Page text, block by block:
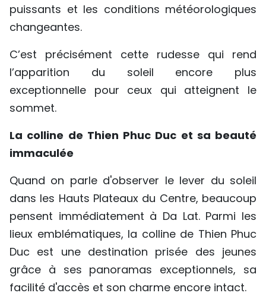
puissants et les conditions météorologiques
changeantes.
C’est précisément cette rudesse qui rend
l’apparition du soleil encore plus
exceptionnelle pour ceux qui atteignent le
sommet.
La colline de Thien Phuc Duc et sa beauté
immaculée
Quand on parle d'observer le lever du soleil
dans les Hauts Plateaux du Centre, beaucoup
pensent immédiatement à Da Lat. Parmi les
lieux emblématiques, la colline de Thien Phuc
Duc est une destination prisée des jeunes
grâce à ses panoramas exceptionnels, sa
facilité d'accès et son charme encore intact.